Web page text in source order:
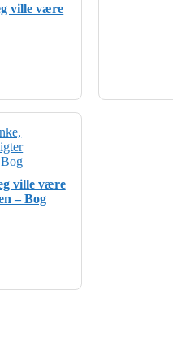
ville være
ville være
– Bog